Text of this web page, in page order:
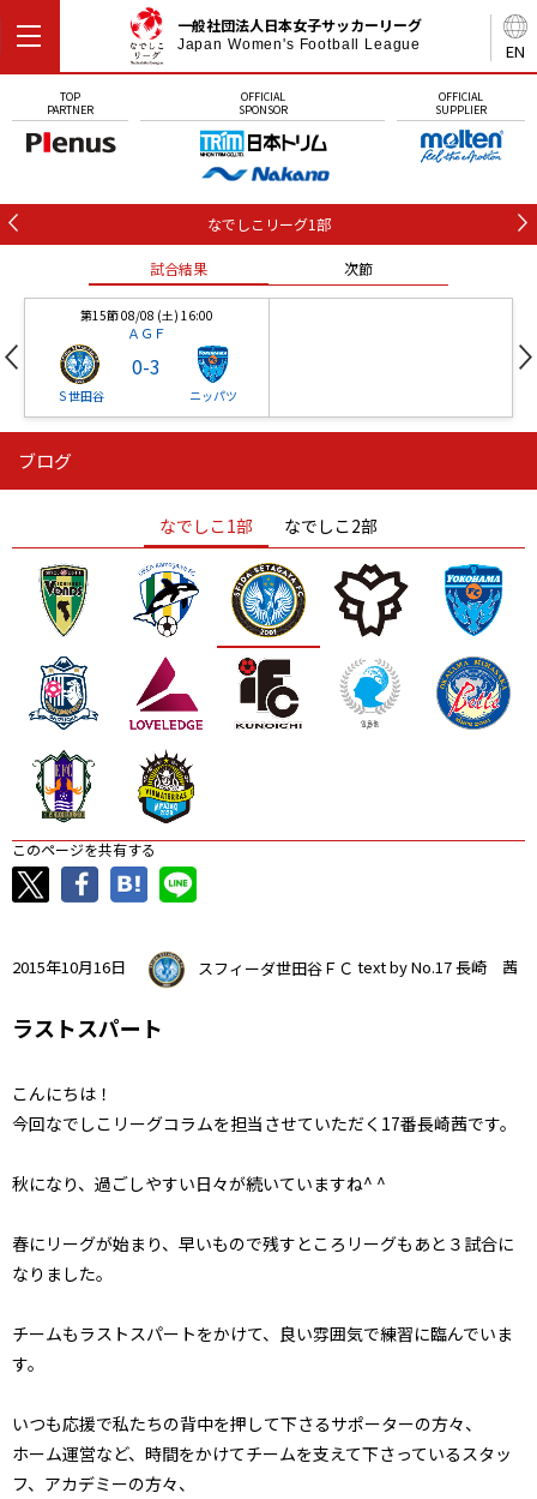
EN
一般社団法人日本女子サッカーリーグ
Japan Women's Football League
TOP
PARTNER
OFFICIAL
SPONSOR
OFFICIAL
SUPPLIER
なでしこリーグ1部
試合結果 次節
第15節 08/08 (土) 16:00
ＡＧＦ
Ｓ世田谷
0-3
ニッパツ
ニッパツ
ニッパツ 名古屋
石人の星
静岡 愛媛Ｌ
ブログ
なでしこ1部 なでしこ2部
このページを共有する
2015年10月16日 スフィーダ世田谷ＦＣ text by No.17 長崎 茜
ラストスパート
こんにちは！
今回なでしこリーグコラムを担当させていただく17番長崎茜です。
秋になり、過ごしやすい日々が続いていますね^ ^
春にリーグが始まり、早いもので残すところリーグもあと３試合に
なりました。
チームもラストスパートをかけて、良い雰囲気で練習に臨んでいま
す。
いつも応援で私たちの背中を押して下さるサポーターの方々、
ホーム運営など、時間をかけてチームを支えて下さっているスタッ
フ、アカデミーの方々、